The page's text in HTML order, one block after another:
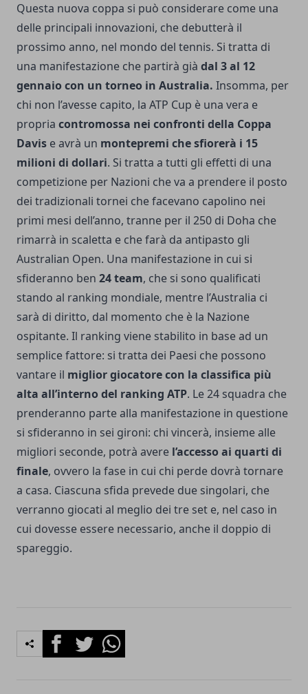
Questa nuova coppa si può considerare come una
delle principali innovazioni, che debutterà il
prossimo anno, nel mondo del tennis. Si tratta di
una manifestazione che partirà già dal 3 al 12
gennaio con un torneo in Australia. Insomma, per
chi non l’avesse capito, la ATP Cup è una vera e
propria contromossa nei confronti della Coppa
Davis e avrà un montepremi che sfiorerà i 15
milioni di dollari. Si tratta a tutti gli effetti di una
competizione per Nazioni che va a prendere il posto
dei tradizionali tornei che facevano capolino nei
primi mesi dell’anno, tranne per il 250 di Doha che
rimarrà in scaletta e che farà da antipasto gli
Australian Open. Una manifestazione in cui si
sfideranno ben 24 team, che si sono qualificati
stando al ranking mondiale, mentre l’Australia ci
sarà di diritto, dal momento che è la Nazione
ospitante. Il ranking viene stabilito in base ad un
semplice fattore: si tratta dei Paesi che possono
vantare il miglior giocatore con la classifica più
alta all’interno del ranking ATP. Le 24 squadra che
prenderanno parte alla manifestazione in questione
si sfideranno in sei gironi: chi vincerà, insieme alle
migliori seconde, potrà avere l’accesso ai quarti di
finale, ovvero la fase in cui chi perde dovrà tornare
a casa. Ciascuna sfida prevede due singolari, che
verranno giocati al meglio dei tre set e, nel caso in
cui dovesse essere necessario, anche il doppio di
spareggio.
FacebookTwitterWhatsapp